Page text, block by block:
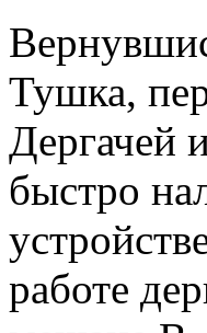
Тушка,
Дергачей
быстро
работе